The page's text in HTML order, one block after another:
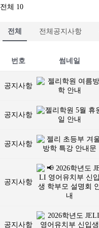
전체 10
전체 전체공지사항
번호 썸네일
공지사항
공지사항
공지사항
공지사항
공지사항